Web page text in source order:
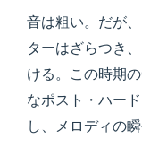
音は粗い。だが
ターはざらつき
ける。この時期
なポスト・ハー
し、メロディの